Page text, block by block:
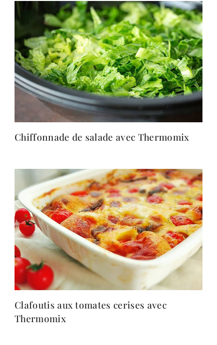
Chiffonnade de salade avec Thermomix
Clafoutis aux tomates cerises avec
Thermomix